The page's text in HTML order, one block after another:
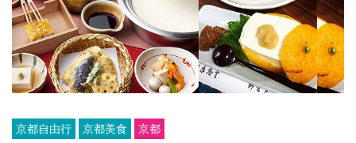
京都自由行 京都美食 京都